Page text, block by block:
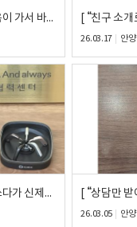
[ “상담 받아보니 믿음이 가서 바로 결정했어요” ] – 포낙 인피니오70 착용 후기
26.03.17 안양
[ “덴마크 보청기만 쓰다가 신제품 듣고 바로 결정했어요” ] – 와이덱스 얼루어 17 착용 후기
26.03.05 안양
바로 예약하기